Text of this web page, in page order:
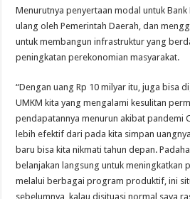
Menurutnya penyertaan modal untuk Bank
ulang oleh Pemerintah Daerah, dan
untuk membangun infrastruktur yang
peningkatan perekonomian masyarakat.
“Dengan uang Rp 10 milyar itu, juga bisa
UMKM kita yang mengalami kesulitan
pendapatannya menurun akibat pandemi
lebih efektif dari pada kita simpan
baru bisa kita nikmati tahun depan.
belanjakan langsung untuk meningkatkan
melalui berbagai program produktif, ini
sebelumnya, kalau disituasi normal saya